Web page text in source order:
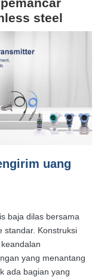
steel
uang
baja dilas bersama
standar. Konstruksi
yang menantang
ada bagian yang